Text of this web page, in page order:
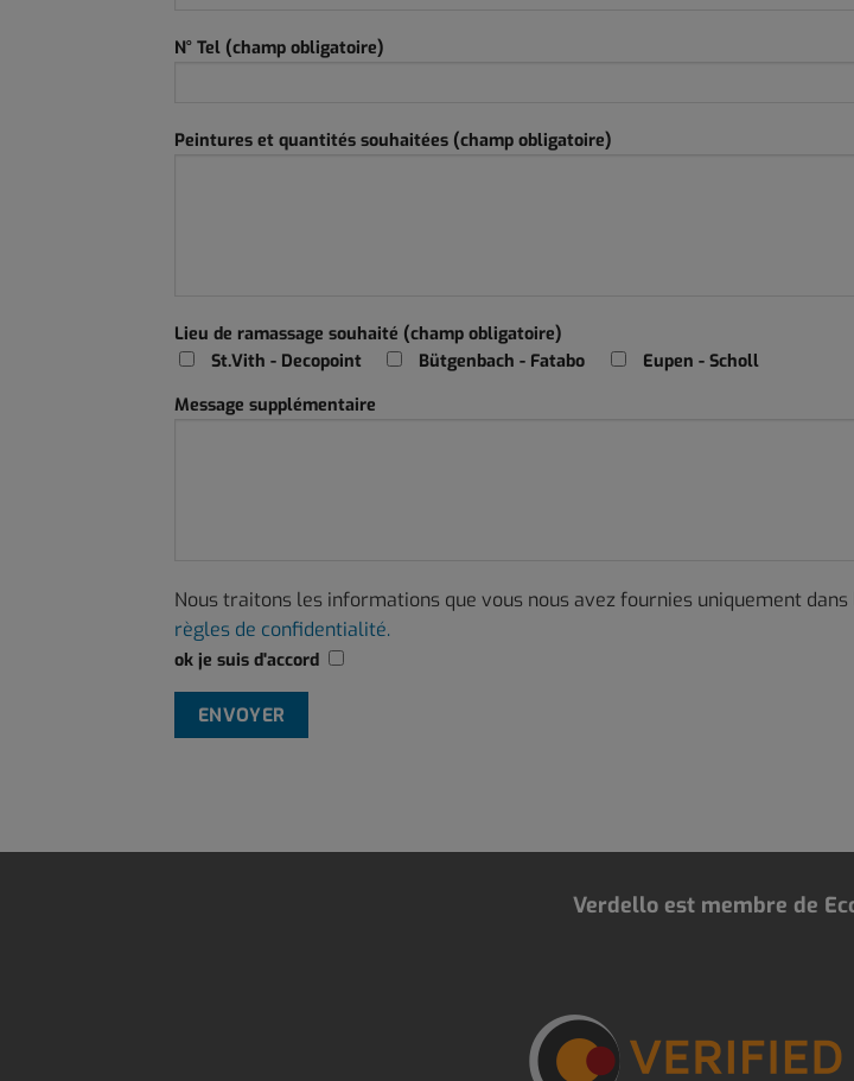
N° Tel (champ obligatoire)
Peintures et quantités souhaitées (champ obligatoire)
Lieu de ramassage souhaité (champ obligatoire)
St.Vith - Decopoint
Bütgenbach - Fatabo
Eupen - Scholl
Message supplémentaire
Nous traitons les informations que vous nous avez fournies uniquement
règles de confidentialité.
ok je suis d'accord
Verdello est membre de